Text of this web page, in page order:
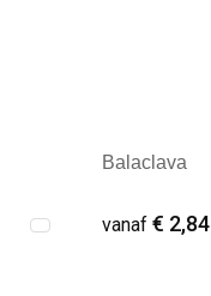
Balaclava
vanaf€ 2,84